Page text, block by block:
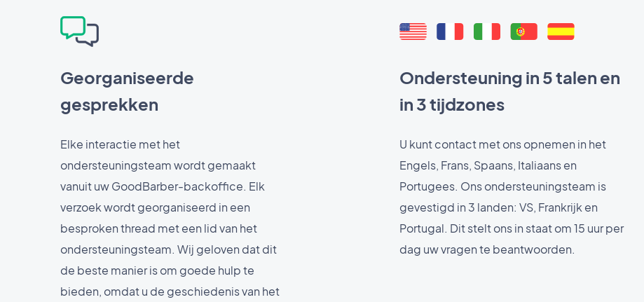
Georganiseerde
gesprekken
Elke interactie met het
ondersteuningsteam wordt gemaakt
vanuit uw GoodBarber-backoffice. Elk
verzoek wordt georganiseerd in een
besproken thread met een lid van het
ondersteuningsteam. Wij geloven dat dit
de beste manier is om goede hulp te
bieden, omdat u de geschiedenis van het
Ondersteuning in 5 talen en
in 3 tijdzones
U kunt contact met ons opnemen in het
Engels, Frans, Spaans, Italiaans en
Portugees. Ons ondersteuningsteam is
gevestigd in 3 landen: VS, Frankrijk en
Portugal. Dit stelt ons in staat om 15 uur per
dag uw vragen te beantwoorden.